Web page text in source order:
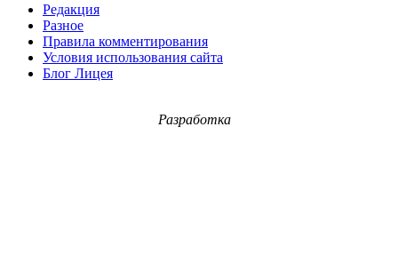
Редакция
Разное
Правила комментирования
Условия использования сайта
Блог Лицея
Разработка